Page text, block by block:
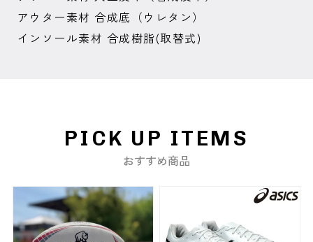
アウター素材 合成底（ウレタン）
インソール素材 合成樹脂(取替式)
PICK UP ITEMS
おすすめ商品